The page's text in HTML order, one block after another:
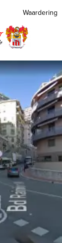
Waardering